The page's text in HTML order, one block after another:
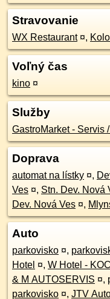
Stravovanie
WX Restaurant ¤,
Voľný čas
kino ¤
Služby
GastroMarket - Servis
Doprava
automat na lístky ¤,
Ves ¤, Stn. Dev. Nová
Dev. Nová Ves ¤,
Auto
parkovisko ¤,
Hotel ¤, W Hotel -
& M AUTOSERVIS ¤,
parkovisko ¤, JTV